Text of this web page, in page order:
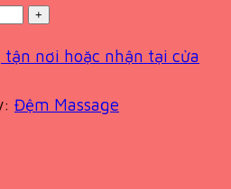
tận nơi hoặc nhận tại cửa
Đệm Massage